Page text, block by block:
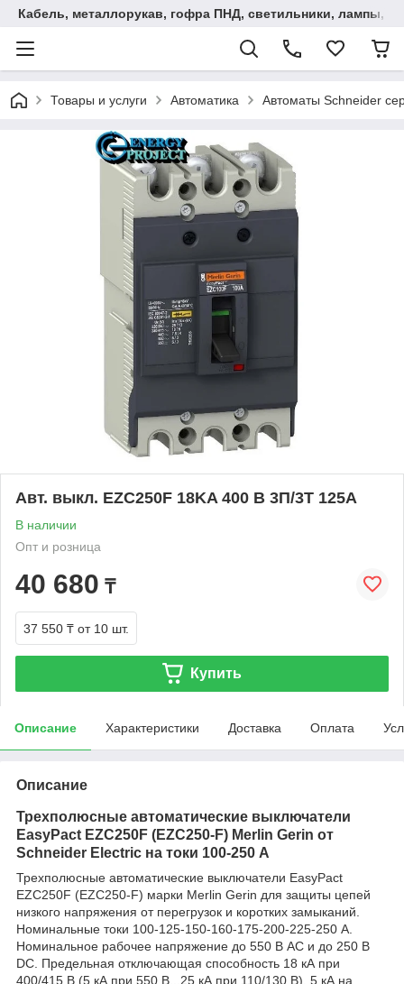
Кабель, металлорукав, гофра ПНД, cветильники, лампы, и
Товары и услуги Автоматика Автоматы Schneider
Авт. выкл. EZC250F 18KA 400 B 3П/3T 125А
В наличии
Опт и розница
40 680 ₸
37 550 ₸ от 10 шт.
Купить
Описание Характеристики Доставка Оплата
Описание
Трехполюсные автоматические выключатели
EasyPact EZC250F (EZC250-F) Merlin Gerin от
Schneider Electric на токи 100-250 А
Трехполюсные автоматические выключатели EasyPact
EZC250F (EZC250-F) марки Merlin Gerin для защиты цепей
низкого напряжения от перегрузок и коротких замыканий.
Номинальные токи 100-125-150-160-175-200-225-250 А.
Номинальное рабочее напряжение до 550 В AC и до 250 В
DC. Предельная отключающая способность 18 кА при
400/415 В (5 кА при 550 В...25 кА при 110/130 В), 5 кА на